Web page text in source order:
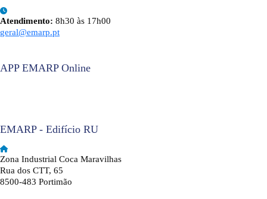
Atendimento: 8h30 às 17h00
geral@emarp.pt
APP EMARP Online
EMARP - Edifício RU
Zona Industrial Coca Maravilhas
Rua dos CTT, 65
8500-483 Portimão